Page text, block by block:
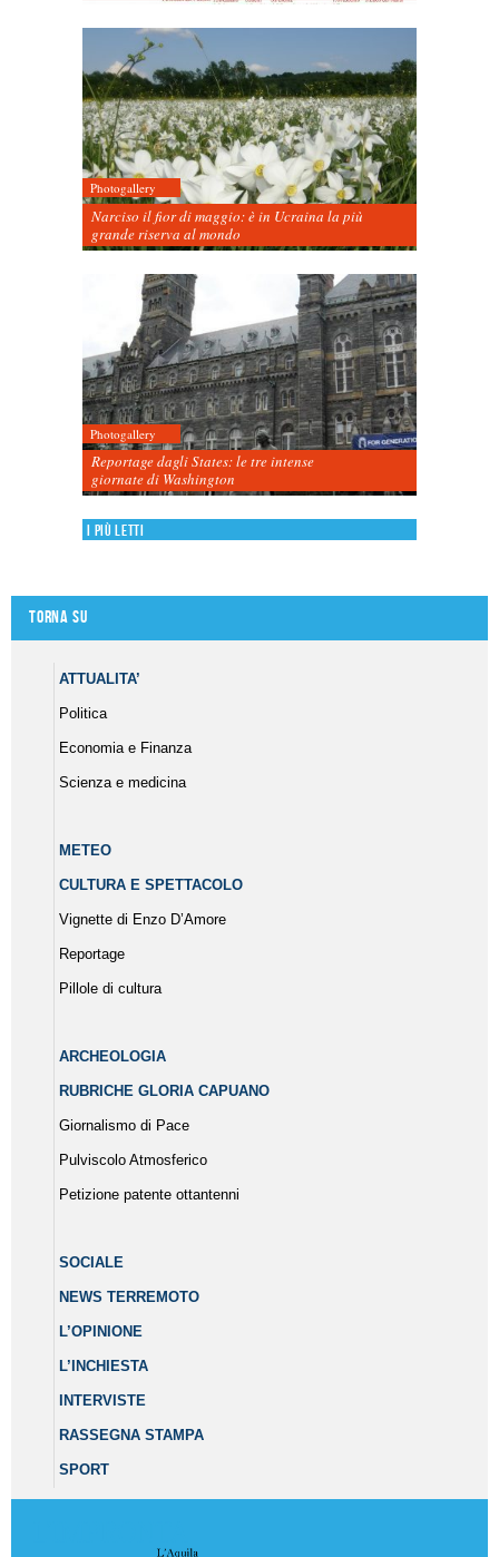
Photogallery
Narciso il fior di maggio: è in Ucraina la più
grande riserva al mondo
Photogallery
Reportage dagli States: le tre intense
giornate di Washington
I più letti
Torna su
ATTUALITA’
Politica
Economia e Finanza
Scienza e medicina
METEO
CULTURA E SPETTACOLO
Vignette di Enzo D’Amore
Reportage
Pillole di cultura
ARCHEOLOGIA
RUBRICHE GLORIA CAPUANO
Giornalismo di Pace
Pulviscolo Atmosferico
Petizione patente ottantenni
SOCIALE
NEWS TERREMOTO
L’OPINIONE
L’INCHIESTA
INTERVISTE
RASSEGNA STAMPA
SPORT